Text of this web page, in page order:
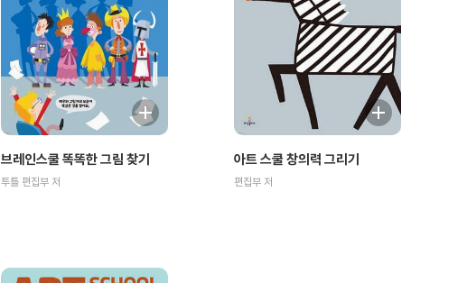
브레인스쿨 똑똑한 그림 찾기
투틀 편집부 저
아트 스쿨 창의력 그리기
편집부 저